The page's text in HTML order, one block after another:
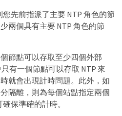
先前指派了主要 NTP 角色的節
兩個具有主要 NTP 角色的節
節點可以存取至少四個外部
有一個節點可以存取 NTP 來
就會出現計時問題。此外，如
隔離，則為每個站點指定兩個
保準確的計時。